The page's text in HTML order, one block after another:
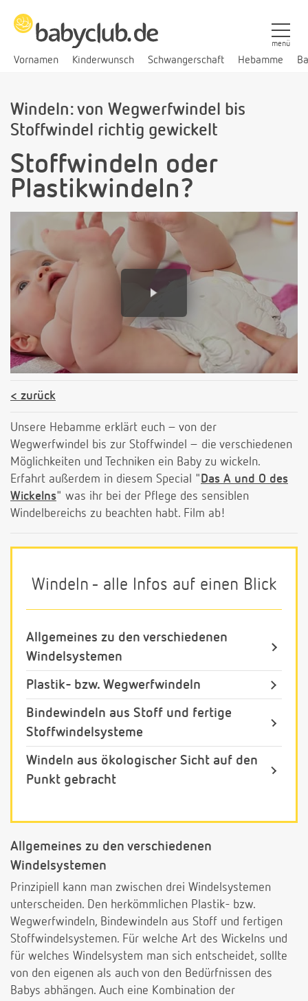
Vornamen Kinderwunsch Schwangerschaft Hebamme
menü
Windeln: von Wegwerfwindel bis
Stoffwindel richtig gewickelt
Stoffwindeln oder
Plastikwindeln?
zurück
Unsere Hebamme erklärt euch – von der
Wegwerfwindel bis zur Stoffwindel – die verschiedenen
Möglichkeiten und Techniken ein Baby zu wickeln.
Erfahrt außerdem in diesem Special "Das A und O des
Wickelns" was ihr bei der Pflege des sensiblen
Windelbereichs zu beachten habt. Film ab!
Windeln - alle Infos auf einen Blick
Allgemeines zu den verschiedenen
Windelsystemen
Plastik- bzw. Wegwerfwindeln
Bindewindeln aus Stoff und fertige
Stoffwindelsysteme
Windeln aus ökologischer Sicht auf den
Punkt gebracht
Allgemeines zu den verschiedenen
Windelsystemen
Prinzipiell kann man zwischen drei Windelsystemen
unterscheiden. Den herkömmlichen Plastik- bzw.
Wegwerfwindeln, Bindewindeln aus Stoff und fertigen
Stoffwindelsystemen. Für welche Art des Wickelns und
für welches Windelsystem man sich entscheidet, sollte
von den eigenen als auch von den Bedürfnissen des
Babys abhängen. Auch eine Kombination der